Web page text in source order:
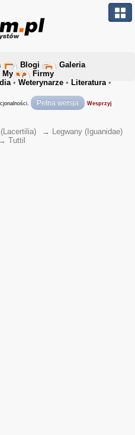
Blogi
Galeria
My
Firmy
• Weterynarze • Literatura•
Pełna wersja Wesprzyj
→ Legwany (Iguanidae)
→ Tuttil